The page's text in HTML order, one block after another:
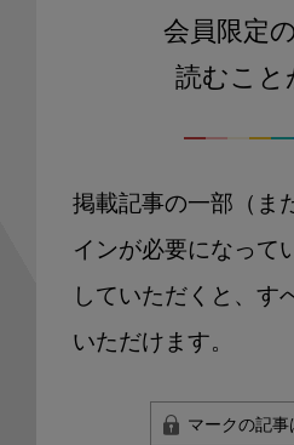
会員限定
読むこと
掲載記事の一部（ま
インが必要になって
していただくと、す
いただけます。
マークの記事